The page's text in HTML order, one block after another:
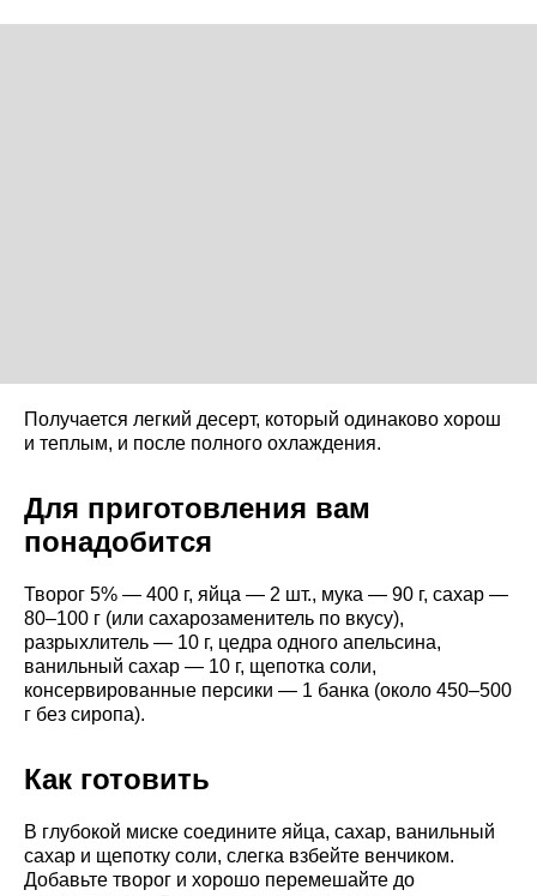
Получается легкий десерт, который одинаково хорош
и теплым, и после полного охлаждения.
Для приготовления вам
понадобится
Творог 5% — 400 г, яйца — 2 шт., мука — 90 г, сахар —
80–100 г (или сахарозаменитель по вкусу),
разрыхлитель — 10 г, цедра одного апельсина,
ванильный сахар — 10 г, щепотка соли,
консервированные персики — 1 банка (около 450–500
г без сиропа).
Как готовить
В глубокой миске соедините яйца, сахар, ванильный
сахар и щепотку соли, слегка взбейте венчиком.
Добавьте творог и хорошо перемешайте до